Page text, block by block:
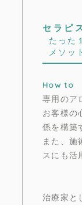
セラピ
たった
メソッ
How to
専用のア
お客様の
係を構築
また、施
スにも活
治療家と